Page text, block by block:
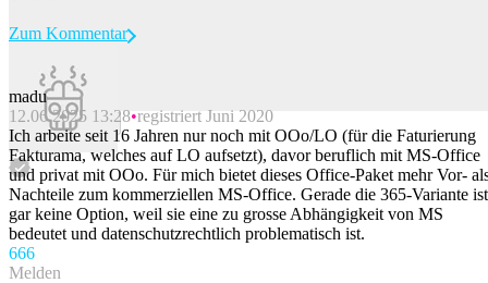
Beitrag melden
Zum Kommentar
madu
12.06.2025 13:28 registriert Juni 2020
Ich arbeite seit 16 Jahren nur noch mit OOo/LO (für die Faturierung
Fakturama, welches auf LO aufsetzt), davor beruflich mit MS-Office
und privat mit OOo. Für mich bietet dieses Office-Paket mehr Vor-
Nachteile zum kommerziellen MS-Office. Gerade die 365-Variante ist
gar keine Option, weil sie eine zu grosse Abhängigkeit von MS
bedeutet und datenschutzrechtlich problematisch ist.
666
Melden